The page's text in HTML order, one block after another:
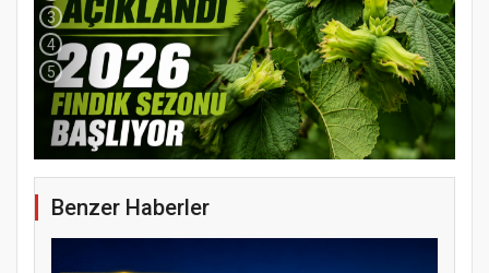
3
4
5
Benzer Haberler